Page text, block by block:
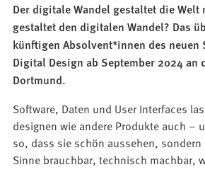
Der digitale Wandel gestaltet die Welt
gestaltet den digitalen Wandel? Das
künftigen Absolvent*innen des neuen
Digital Design ab September 2024 an
Dortmund.
Software, Daten und User Interfaces
designen wie andere Produkte auch –
so, dass sie schön aussehen,
Sinne brauchbar, technisch machbar,